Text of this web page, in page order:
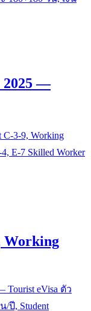
2025 —
3-9, Working
E-7 Skilled Worker
eVisa ตัว
/ปี, Student